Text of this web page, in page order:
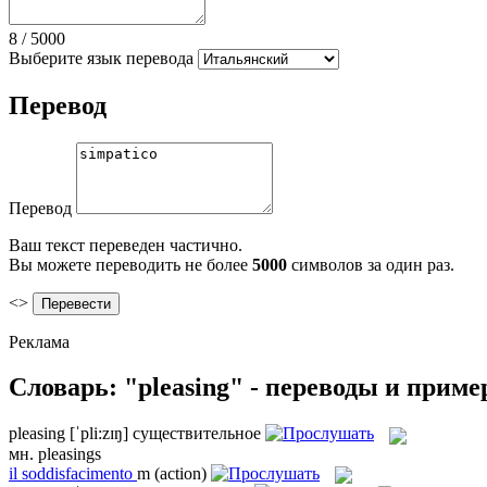
8 / 5000
Выберите язык перевода
Перевод
Перевод
Ваш текст переведен частично.
Вы можете переводить не более 5000 символов за один раз.
<>
Реклама
Словарь: "pleasing" - переводы и
pleasing [ˈpli:zɪŋ] существительное
мн. pleasings
il soddisfacimento m (action)